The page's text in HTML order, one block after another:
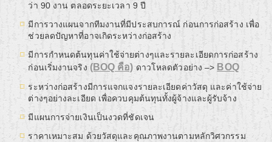
ว่า 90 งาน ตลอดระยะเวลา 9 ปี
มีการวางแผนจากทีมงานที่มีประสบการณ์ ก่อนการก่อสร้าง เพื่อ
ช่วยลดปัญหาที่อาจเกิดระหว่างก่อสร้าง
มีการกำหนดต้นทุนค่าใช้จ่ายต่างๆและรายละเอียดการก่อสร้าง
ก่อนเริ่มงานจริง (BOQ คือ) ดาวโหลดตัวอย่าง –> BOQ
ระหว่างก่อสร้างมีการแจกแจงรายละเอียดค่าวัสดุ และค่าใช้จ่าย
ต่างๆอย่างละเอียด เพื่อควบคุมต้นทุนทั้งผู้จ้างและผู้รับจ้าง
มีแผนการจ่ายเงินเป็นงวดที่ชัดเจน
ราคาเหมาะสม ด้วยวัสดุและคุณภาพงานตามหลักวิศวกรรม